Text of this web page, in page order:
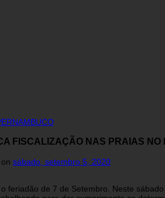
FISCALIZAÇÃO NAS PRAIAS NO
on sábado, setembro 5, 2020
de 7 de Setembro. Neste